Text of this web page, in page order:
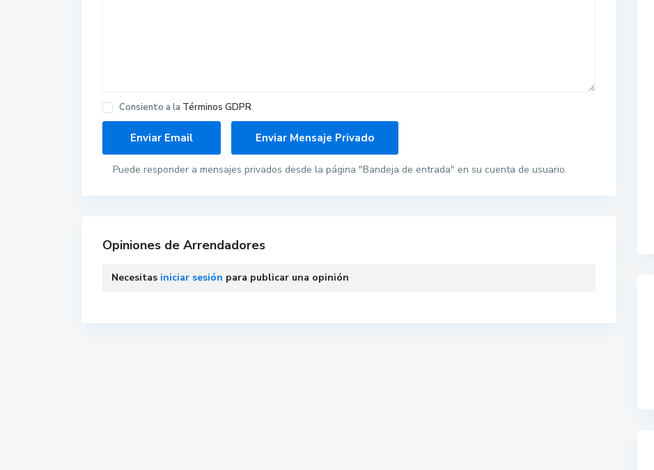
Consiento a la Términos GDPR
Puede responder a mensajes privados desde la página "Bandeja de entrada" en su cuenta de usuario.
Opiniones de Arrendadores
Necesitas iniciar sesión para publicar una opinión